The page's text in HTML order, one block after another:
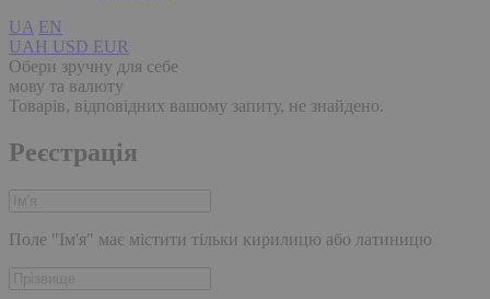
UA EN
UAH USD EUR
Обери зручну для себе
мову та валюту
Товарів, відповідних вашому запиту, не знайдено.
Реєстрація
Поле "Ім'я" має містити тільки кирилицю або латиницю